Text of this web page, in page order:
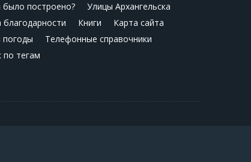
было построено?
Улицы Архангельска
благодарности
Книги
Карта сайта
погоды
Телефонные справочники
по тегам